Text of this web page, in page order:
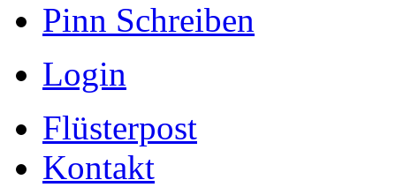
Pinn Schreiben
Login
Flüsterpost
Kontakt